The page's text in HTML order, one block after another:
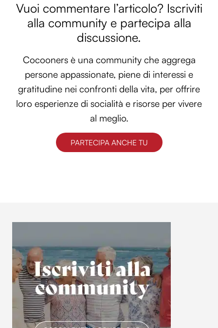
Vuoi commentare l’articolo? Iscriviti
alla community e partecipa alla
discussione.
Cocooners è una community che aggrega
persone appassionate, piene di interessi e
gratitudine nei confronti della vita, per offrire
loro esperienze di socialità e risorse per vivere
al meglio.
PARTECIPA ANCHE TU